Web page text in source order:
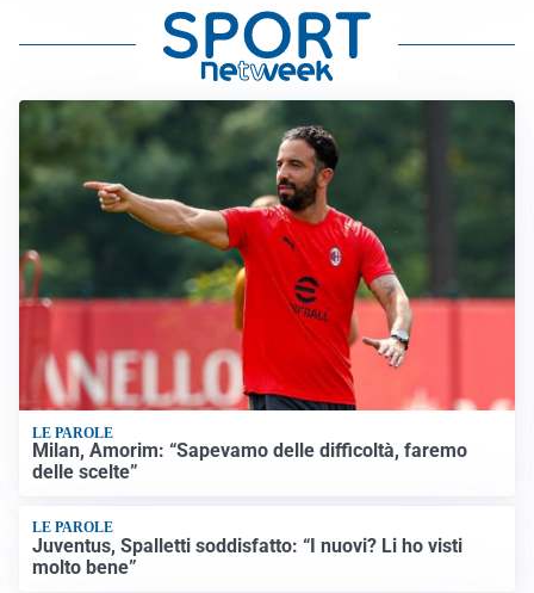
LE PAROLE
Milan, Amorim: “Sapevamo delle difficoltà, faremo
delle scelte”
LE PAROLE
Juventus, Spalletti soddisfatto: “I nuovi? Li ho visti
molto bene”